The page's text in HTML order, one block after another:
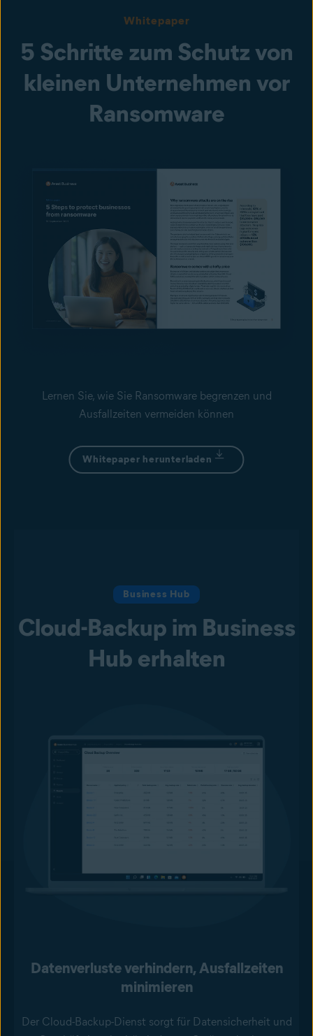
Whitepaper
5 Schritte zum Schutz von
kleinen Unternehmen vor
Ransomware
Lernen Sie, wie Sie Ransomware begrenzen und
Ausfallzeiten vermeiden können
Whitepaper herunterladen
Business Hub
Cloud-Backup im Business
Hub erhalten
Datenverluste verhindern, Ausfallzeiten
minimieren
Der Cloud-Backup-Dienst sorgt für Datensicherheit und